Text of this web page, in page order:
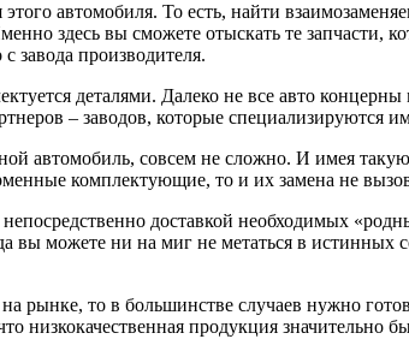
автомобиля. То есть, найти
здесь вы сможете отыскать те запчасти,
завода производителя.
деталями. Далеко не все авто
– заводов, которые специализируются
автомобиль, совсем не сложно. И имея
комплектующие, то и их замена не
непосредственно доставкой необходимых
можете ни на миг не метаться в истинных
то в большинстве случаев нужно
низкокачественная продукция значительно